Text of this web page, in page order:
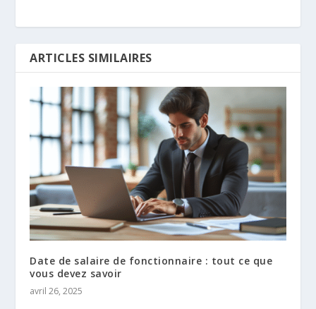
ARTICLES SIMILAIRES
Date de salaire de fonctionnaire : tout ce que
vous devez savoir
avril 26, 2025